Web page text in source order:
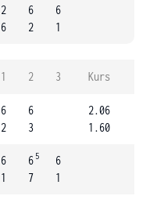
2
6
6
2
6
1
1 2 3 Kurs
6
2
6
3
2.06
1.60
6
1
6 5
7
6
1